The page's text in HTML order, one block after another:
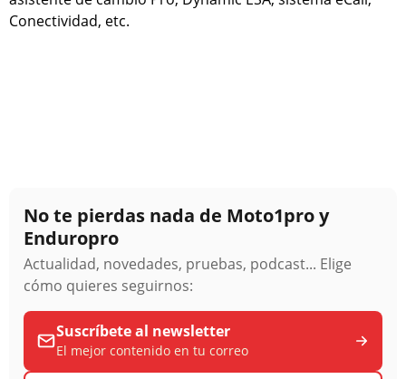
Conectividad, etc.
No te pierdas nada de Moto1pro y
Enduropro
Actualidad, novedades, pruebas, podcast... Elige
cómo quieres seguirnos:
Suscríbete al newsletter
El mejor contenido en tu correo